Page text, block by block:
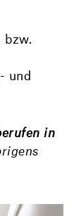
bzw.
und
in